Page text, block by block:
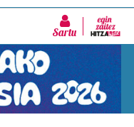
Sartu